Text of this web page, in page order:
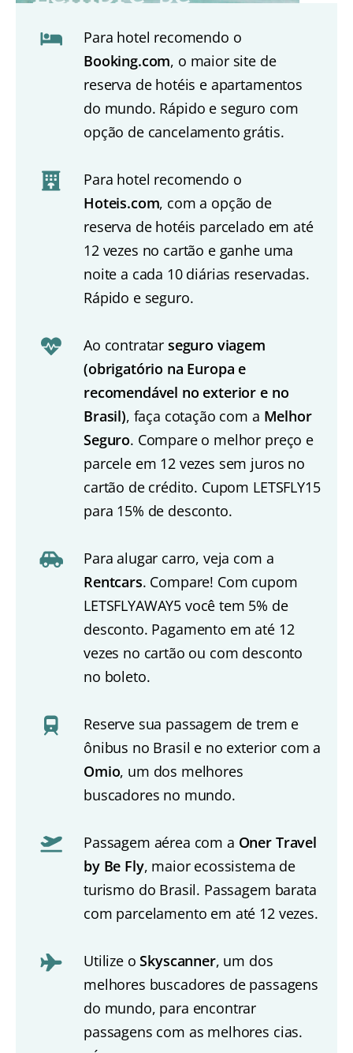
Para hotel recomendo o
Booking.com, o maior site de
reserva de hotéis e apartamentos
do mundo. Rápido e seguro com
opção de cancelamento grátis.
Para hotel recomendo o
Hoteis.com, com a opção de
reserva de hotéis parcelado em até
12 vezes no cartão e ganhe uma
noite a cada 10 diárias reservadas.
Rápido e seguro.
Ao contratar seguro viagem
(obrigatório na Europa e
recomendável no exterior e no
Brasil), faça cotação com a Melhor
Seguro. Compare o melhor preço e
parcele em 12 vezes sem juros no
cartão de crédito. Cupom LETSFLY15
para 15% de desconto.
Para alugar carro, veja com a
Rentcars. Compare! Com cupom
LETSFLYAWAY5 você tem 5% de
desconto. Pagamento em até 12
vezes no cartão ou com desconto
no boleto.
Reserve sua passagem de trem e
ônibus no Brasil e no exterior com a
Omio, um dos melhores
buscadores no mundo.
Passagem aérea com a Oner Travel
by Be Fly, maior ecossistema de
turismo do Brasil. Passagem barata
com parcelamento em até 12 vezes.
Utilize oSkyscanner, um dos
melhores buscadores de passagens
do mundo, para encontrar
passagens com as melhores cias.